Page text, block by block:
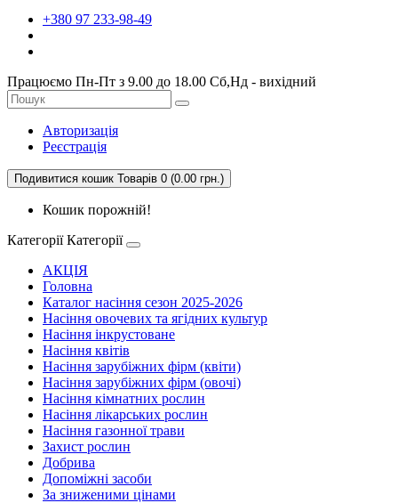
+380 97 233-98-49
Працюємо Пн-Пт з 9.00 до 18.00 Сб,Нд - вихідний
Авторизація
Реєстрація
Подивитися кошик Товарів 0 (0.00 грн.)
Кошик порожній!
Категорії Категорії
АКЦІЯ
Головна
Каталог насіння сезон 2025-2026
Насіння овочевих та ягідних культур
Насіння інкрустоване
Насіння квітів
Насіння зарубіжних фірм (квіти)
Насіння зарубіжних фірм (овочі)
Насіння кімнатних рослин
Насіння лікарських рослин
Насіння газонної трави
Захист рослин
Добрива
Допоміжні засоби
За зниженими цінами